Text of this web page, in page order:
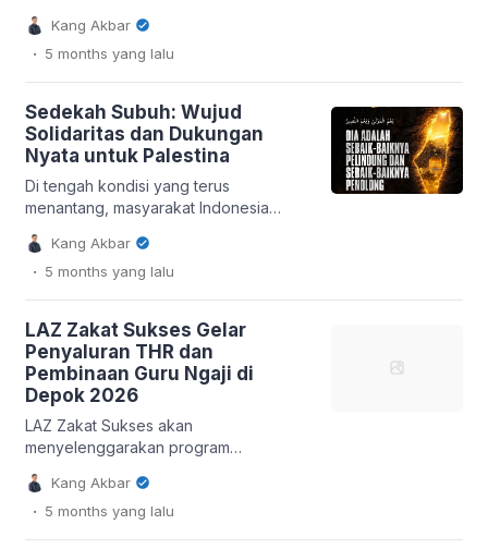
mewujudkan keharmonisan tersebut
adalah dengan sayangi istri. Konsep ini
dimensi psikologis dan spiritual yang
mendalam, serta berdampak signifikan
pada kesejahteraan seluruh anggota
keluarga. Sudut Pandang Psikologi:
Kesejahteraan Emosional dan Stabilitas
Kang Akbar
. 5 months yang lalu
Sedekah Subuh: Wujud
Solidaritas dan Dukungan
Nyata untuk Palestina
Di tengah kondisi yang terus
menantang, masyarakat Indonesia
untuk Palestina sebagai bentuk
dukungan dan solidaritas. Aksi ini
Palestina yang berjuang menghadapi
berbagai ujian. Sedekah subuh menjadi
cara sederhana bagi publik untuk
berkontribusi, diiringi doa tulus agar
Allah senantiasa menjaga dan
menolong mereka. Kondisi Terkini […]
Kang Akbar
. 5 months yang lalu
LAZ Zakat Sukses Gelar
Penyaluran THR dan
Pembinaan Guru Ngaji di
Depok 2026
LAZ Zakat Sukses akan
menyelenggarakan program
Penyaluran THR Guru Ngaji” di Depok
pada Sabtu, 14 Maret 2026. Acara ini
Kang Akbar
. 5 months yang lalu